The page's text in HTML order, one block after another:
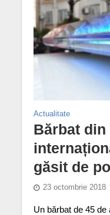
Actualitate
Bărbat din
găsit de
23 octombrie 2018
Un bărbat de 45